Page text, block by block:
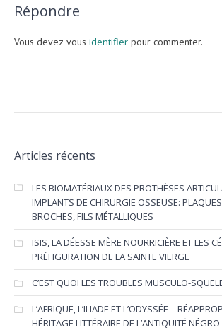
Répondre
Vous devez vous identifier pour commenter.
Articles récents
LES BIOMATÉRIAUX DES PROTHÈSES
IMPLANTS DE CHIRURGIE OSSEUSE:
BROCHES, FILS MÉTALLIQUES
ISIS, LA DÉESSE MÈRE NOURRICIÈRE ET LES
PRÉFIGURATION DE LA SAINTE VIERGE
C’EST QUOI LES TROUBLES MUSCULO-
L’AFRIQUE, L’ILIADE ET L’ODYSSÉE –
HÉRITAGE LITTÉRAIRE DE L’ANTIQUITÉ